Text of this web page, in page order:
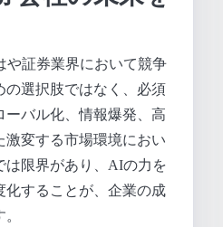
や証券業界において競争
の選択肢ではなく、必須
ーバル化、情報爆発、高
激変する市場環境におい
は限界があり、AIの力を
化することが、企業の成